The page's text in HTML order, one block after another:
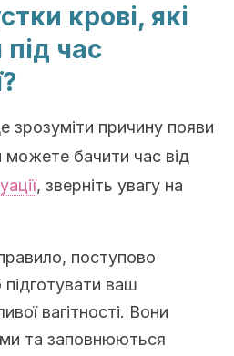
крові, які
час
причину появи
можете бачити час від
, зверніть увагу на
поступово
ваш
вагітності. Вони
та заповнюються